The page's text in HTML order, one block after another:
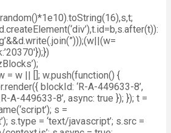
= w || []; w.push(function() {
blockId: ‘R-A-449633-8’,
A-449633-8’, async: true }); }); t =
s =
s.type = ‘text/javascript’; s.src =